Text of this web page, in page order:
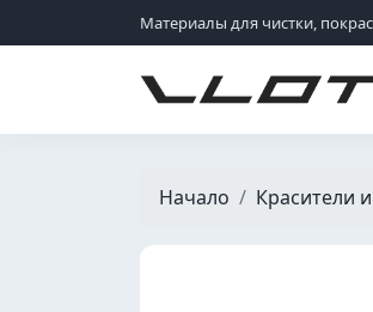
Материалы для чистки,
VLOTHO
Начало Красители